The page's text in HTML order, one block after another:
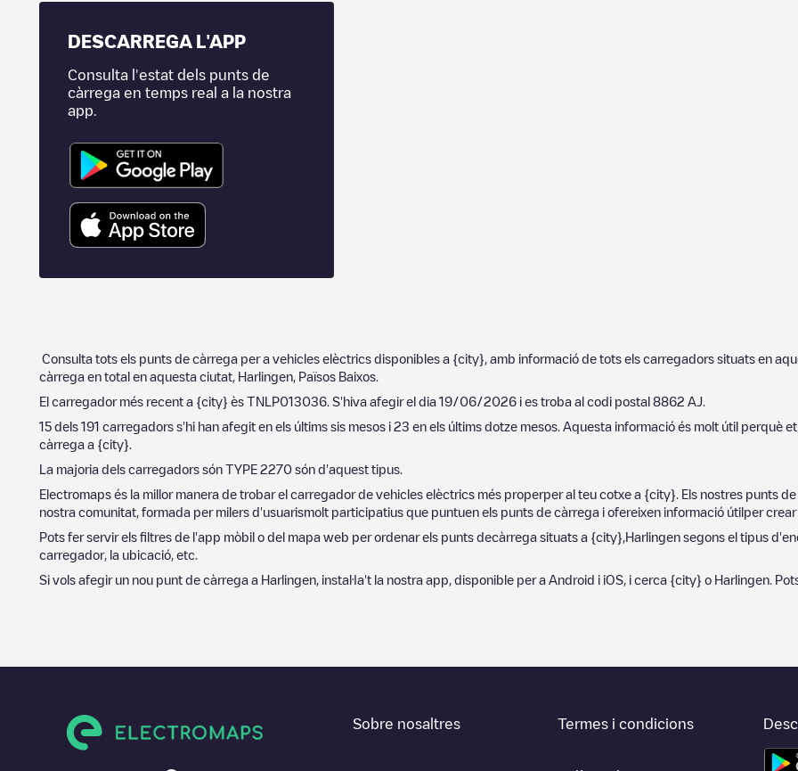
DESCARREGA L'APP
Consulta l'estat dels punts de
càrrega en temps real a la nostra
app.
Consulta tots els punts de càrrega per a vehicles elèctrics disponibles a {city} , amb informació de tots els carregadors situats en
càrrega en total en aquesta ciutat, Harlingen Països Baixos
El carregador més recent a {city} ès TNLP013036 . S'hiva afegir el dia 19/06/2026 i es troba al codi postal 8862 AJ
15 dels 191 carregadors s'hi han afegit en els últims sis mesos i 23 en els últims dotze mesos. Aquesta informació és molt útil perquè
càrrega a {city}
La majoria dels carregadors són TYPE 2270 són d'aquest tipus.
Electromaps és la millor manera de trobar el carregador de vehicles elèctrics més properper al teu cotxe a {city} . Els nostres punts
nostra comunitat, formada per milers d'usuarismolt participatius que puntuen els punts de càrrega i ofereixen informació útilper
Pots fer servir els filtres de l'app mòbil o del mapa web per ordenar els punts decàrrega situats a {city} Harlingen segons el tipus
carregador, la ubicació, etc.
Si vols afegir un nou punt de càrrega a Harlingen , instal·la't la nostra app, disponible per a Android i iOS, i cerca {city} o Harlingen .
Sobre nosaltres Termes i condicions